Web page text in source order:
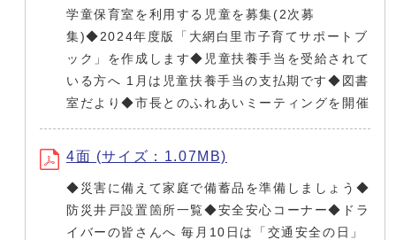
学童保育室を利用する児童を募集(2次募
集)◆2024年度版「大網白里市子育てサポートブ
ック」を作成します◆児童扶養手当を受給されて
いる方へ 1月は児童扶養手当の支払期です◆図書
室だより◆市長とのふれあいミーティングを開催
4面 (サイズ：1.07MB)
◆災害に備えて家庭で備蓄品を準備しましょう◆
防災井戸設置箇所一覧◆安全安心コーナー◆ドラ
イバーの皆さんへ 毎月10日は「交通安全の日」